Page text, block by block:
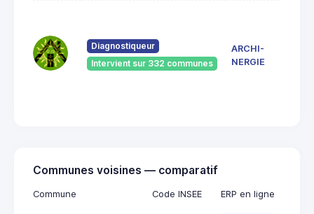
Diagnostiqueur
Intervient sur 332 communes
ARCHI-
NERGIE
Communes voisines — comparatif
Commune Code INSEE ERP en ligne